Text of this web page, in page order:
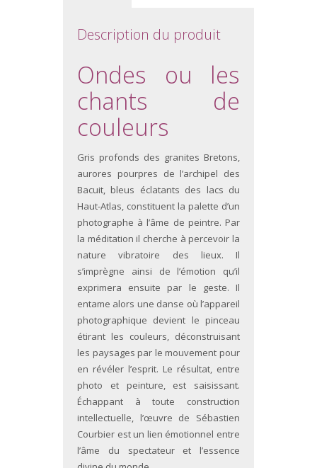
Description du produit
Ondes ou les
chants de
couleurs
Gris profonds des granites Bretons,
aurores pourpres de l’archipel des
Bacuit, bleus éclatants des lacs du
Haut-Atlas, constituent la palette d’un
photographe à l’âme de peintre. Par
la méditation il cherche à percevoir la
nature vibratoire des lieux. Il
s’imprègne ainsi de l’émotion qu’il
exprimera ensuite par le geste. Il
entame alors une danse où l’appareil
photographique devient le pinceau
étirant les couleurs, déconstruisant
les paysages par le mouvement pour
en révéler l’esprit. Le résultat, entre
photo et peinture, est saisissant.
Échappant à toute construction
intellectuelle, l’œuvre de Sébastien
Courbier est un lien émotionnel entre
l’âme du spectateur et l’essence